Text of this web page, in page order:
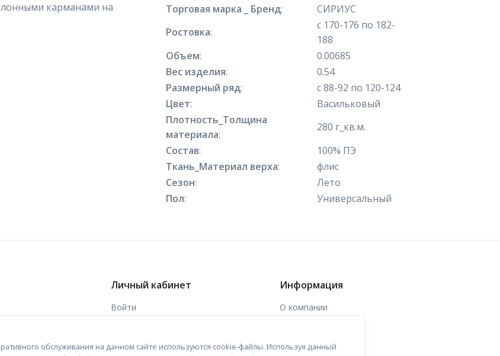
карманами на
Торговая марка _ Бренд:
СИРИУС
Ростовка:
с 170-176 по 182-
188
Объем:
0.00685
Вес изделия:
0.54
Размерный ряд:
с 88-92 по 120-124
Цвет:
Васильковый
Плотность_Толщина
материала:
280 г_кв.м.
Состав:
100% ПЭ
Ткань_Материал верха:
флис
Сезон:
Лето
Пол: Универсальный
Личный кабинет
Войти
Информация
О компании
Контакты
обслуживания на данном сайте используются cookie-файлы. Используя данный